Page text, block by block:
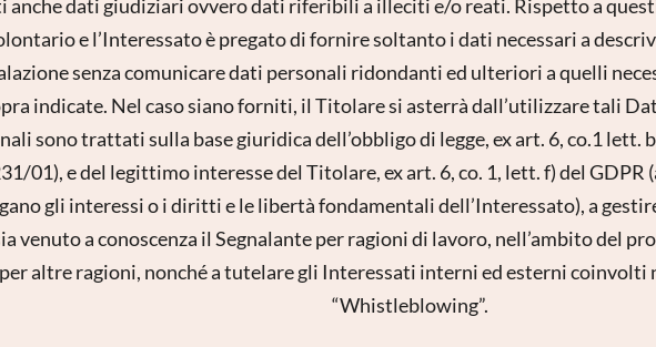
dati giudiziari ovvero dati riferibili a illeciti e/o reati. Rispetto a
e l’Interessato è pregato di fornire soltanto i dati necessari a
senza comunicare dati personali ridondanti ed ulteriori a quelli
indicate. Nel caso siano forniti, il Titolare si asterrà dall’utilizzare tali
sono trattati sulla base giuridica dell’obbligo di legge, ex art. 6, co.1 lett.
01), e del legittimo interesse del Titolare, ex art. 6, co. 1, lett. f) del GDPR
gli interessi o i diritti e le libertà fondamentali dell’Interessato), a
venuto a conoscenza il Segnalante per ragioni di lavoro, nell’ambito del
per altre ragioni, nonché a tutelare gli Interessati interni ed esterni coinvolti
“Whistleblowing”.